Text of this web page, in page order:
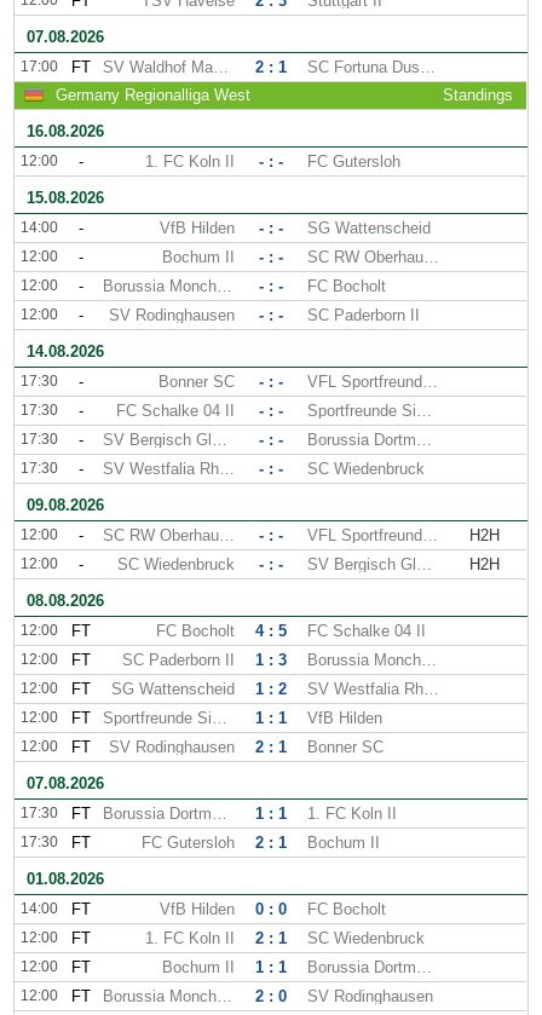
07.08.2026
17:00 FT SV Waldhof Mannheim 2 : 1
SC Fortuna Dusseldorf
Germany Regionalliga West
Standings
16.08.2026
12:00 - 1. FC Koln II - : -
FC Gutersloh
15.08.2026
14:00 - VfB Hilden - : - SG Wattenscheid
12:00 - Bochum II - : - SC RW Oberhausen
12:00 - Borussia Monchengladbach II - : - FC Bocholt
12:00 - SV Rodinghausen - : -
SC Paderborn II
14.08.2026
17:30 - Bonner SC - : - VFL Sportfreunde Lotte
17:30 - FC Schalke 04 II - : - Sportfreunde Siegen
17:30 - SV Bergisch Gladbach - : - Borussia Dortmund II
17:30 - SV Westfalia Rhynern - : -
SC Wiedenbruck
09.08.2026
12:00 - SC RW Oberhausen - : - VFL Sportfreunde Lotte H2H
12:00 - SC Wiedenbruck - : - SV Bergisch Gladbach
H2H
08.08.2026
12:00 FT FC Bocholt 4 : 5 FC Schalke 04 II
12:00 FT SC Paderborn II 1 : 3 Borussia Monchengladbach II
12:00 FT SG Wattenscheid 1 : 2 SV Westfalia Rhynern
12:00 FT Sportfreunde Siegen 1 : 1 VfB Hilden
12:00 FT SV Rodinghausen 2 : 1
Bonner SC
07.08.2026
17:30 FT Borussia Dortmund II 1 : 1 1. FC Koln II
17:30 FT FC Gutersloh 2 : 1
Bochum II
01.08.2026
14:00 FT VfB Hilden 0 : 0 FC Bocholt
12:00 FT 1. FC Koln II 2 : 1 SC Wiedenbruck
12:00 FT Bochum II 1 : 1 Borussia Dortmund II
12:00 FT Borussia Monchengladbach II 2 : 0 SV Rodinghausen